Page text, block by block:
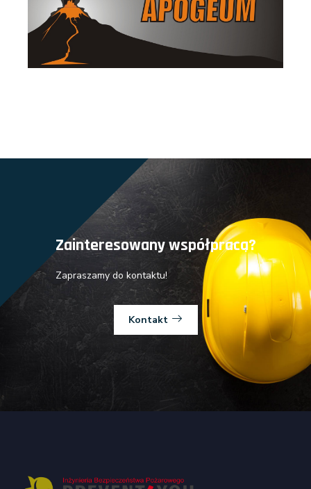
Zainteresowany współpracą?
Zapraszamy do kontaktu!
Kontakt